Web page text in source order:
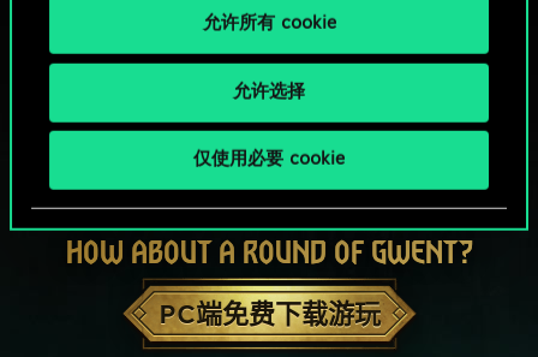
允许所有 cookie
允许选择
仅使用必要 cookie
HOW ABOUT A ROUND OF GWENT?
PC端免费下载游玩